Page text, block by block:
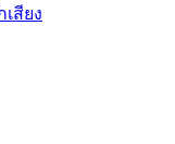
เสียง